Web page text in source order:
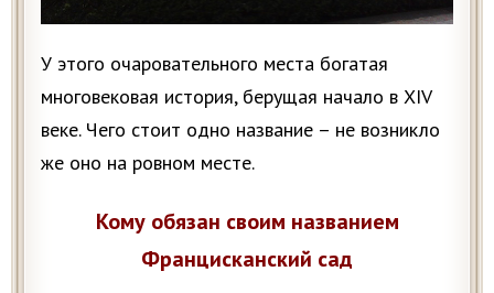
У этого очаровательного места богатая
многовековая история, берущая начало в XIV
веке. Чего стоит одно название – не возникло
же оно на ровном месте.
Кому обязан своим названием
Францисканский сад